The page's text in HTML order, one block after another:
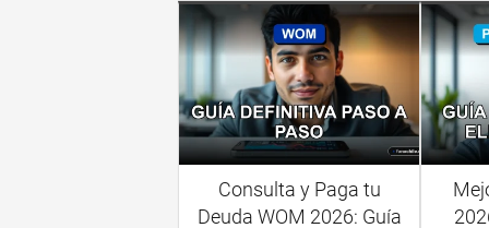
Consulta y Paga tu
Deuda WOM 2026: Guía